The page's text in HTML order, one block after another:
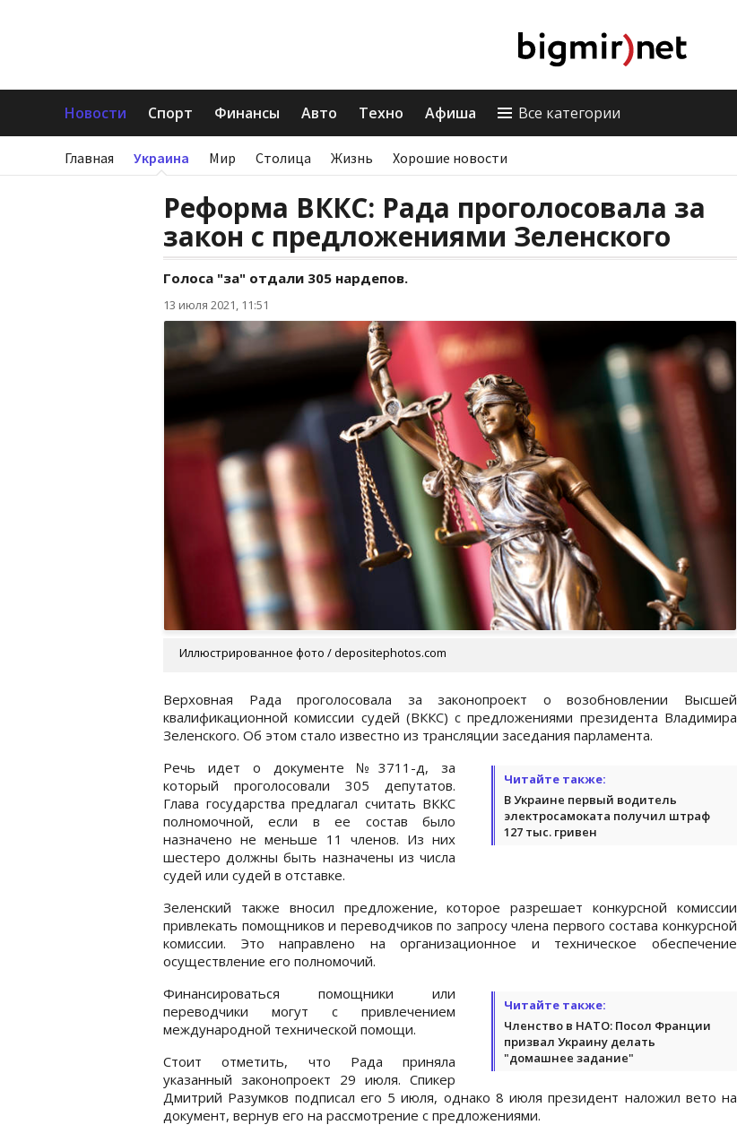
Новости Спорт Финансы Авто Техно Афиша Все категории
Главная Украина Мир Столица Жизнь Хорошие новости
Реформа ВККС: Рада проголосовала за
закон с предложениями Зеленского
Голоса "за" отдали 305 нардепов.
13 июля 2021, 11:51
Иллюстрированное фото / depositephotos.com
Верховная Рада проголосовала за законопроект о возобновлении Высшей
квалификационной комиссии судей (ВККС) с предложениями президента Владимира
Зеленского. Об этом стало известно из трансляции заседания парламента.
Читайте также:
В Украине первый водитель
электросамоката получил штраф
127 тыс. гривен
Речь идет о документе №3711-д, за
который проголосовали 305 депутатов.
Глава государства предлагал считать ВККС
полномочной, если в ее состав было
назначено не меньше 11 членов. Из них
шестеро должны быть назначены из числа
судей или судей в отставке.
Зеленский также вносил предложение, которое разрешает конкурсной комиссии
привлекать помощников и переводчиков по запросу члена первого состава конкурсной
комиссии. Это направлено на организационное и техническое обеспечение
осуществление его полномочий.
Читайте также:
Членство в НАТО: Посол Франции
призвал Украину делать
"домашнее задание"
Финансироваться помощники или
переводчики могут с привлечением
международной технической помощи.
Стоит отметить, что Рада приняла
указанный законопроект 29 июля. Спикер
Дмитрий Разумков подписал его 5 июля, однако 8 июля президент наложил вето на
документ, вернув его на рассмотрение с предложениями.